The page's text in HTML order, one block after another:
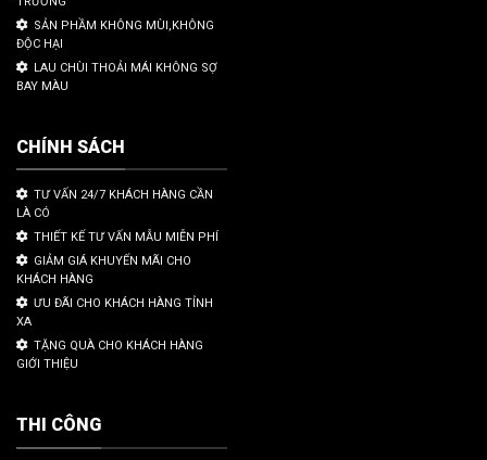
SẢN PHẦM KHÔNG MÙI,KHÔNG
ĐỘC HẠI
LAU CHÙI THOẢI MÁI KHÔNG SỢ
BAY MÀU
CHÍNH SÁCH
TƯ VẤN 24/7 KHÁCH HÀNG CẦN
LÀ CÓ
THIẾT KẾ TƯ VẤN MẪU MIỄN PHÍ
GIẢM GIÁ KHUYẾN MÃI CHO
KHÁCH HÀNG
ƯU ĐÃI CHO KHÁCH HÀNG TỈNH
XA
TẶNG QUÀ CHO KHÁCH HÀNG
GIỚI THIỆU
THI CÔNG